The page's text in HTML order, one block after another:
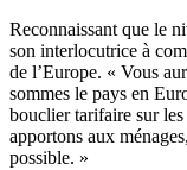
Reconnaissant que le
son interlocutrice à
de l’Europe. « Vous
sommes le pays en
bouclier tarifaire sur les
apportons aux
possible. »